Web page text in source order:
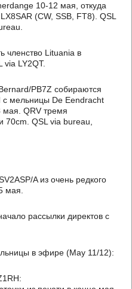
10-12 мая, откуда
(CW, SSB, FT8). QSL
членство Lituania в
via LY2QT.
PB7Z собираются
с мельницы De Eendracht
QRV тремя
70cm. QSL via bureau,
A из очень редкого
мая.
рассылки директов с
в эфире (May 11/12):